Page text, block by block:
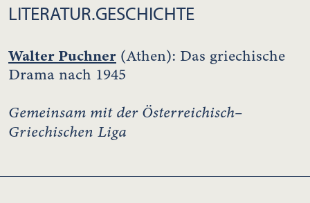
LITERATUR.GESCHICHTE
Walter Puchner (Athen): Das griechische
Drama nach 1945
Gemeinsam mit der Österreichisch–
Griechischen Liga